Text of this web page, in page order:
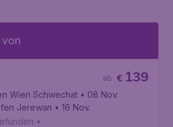
€ 139
ab
Wien Schwechat • 08 Nov.
Jerewan • 16 Nov.
•